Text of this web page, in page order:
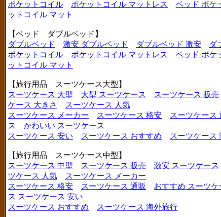
ポケットコイル
ポケットコイル マットレス
ベッド ポケ
ットコイル マット
【ベッド ダブルベッド】
ダブルベッド
激安 ダブルベッド ダブルベッド 激安
ダ
ポケットコイル
ポケットコイル マットレス
ベッド ポケ
ットコイル マット
【旅行用品 スーツケース大型】
スーツケース 大型
大型 スーツケース
スーツケース 販売
ケース 大きさ
スーツケース 人気
スーツケース メーカー
スーツケース 格安
スーツケース
ス
かわいい スーツケース
スーツケース 安い
スーツケース おすすめ スーツケース
【旅行用品 スーツケース中型】
スーツケース 中型
スーツケース 販売
激安 スーツケース
ツケース 人気
スーツケース メーカー
スーツケース 格安
スーツケース 通販
おすすめ スーツケ
ス スーツケース 安い
スーツケース おすすめ
スーツケース 海外旅行